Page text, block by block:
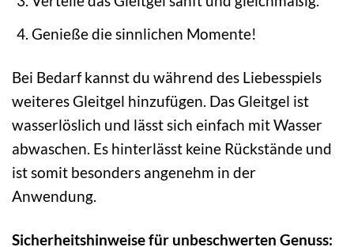
Genieße die sinnlichen Momente!
Bei Bedarf kannst du während des Liebesspiels
weiteres Gleitgel hinzufügen. Das Gleitgel ist
wasserlöslich und lässt sich einfach mit Wasser
abwaschen. Es hinterlässt keine Rückstände und
ist somit besonders angenehm in der
Anwendung.
Sicherheitshinweise für unbeschwerten Genuss: